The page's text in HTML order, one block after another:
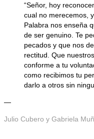
“Señor, hoy
cual no merecemos,
Palabra nos enseña
de ser genuino. Te
pecados y que nos
rectitud. Que
conforme a tu
como recibimos tu
darlo a otros sin
—
Julio Cubero y Gabriela